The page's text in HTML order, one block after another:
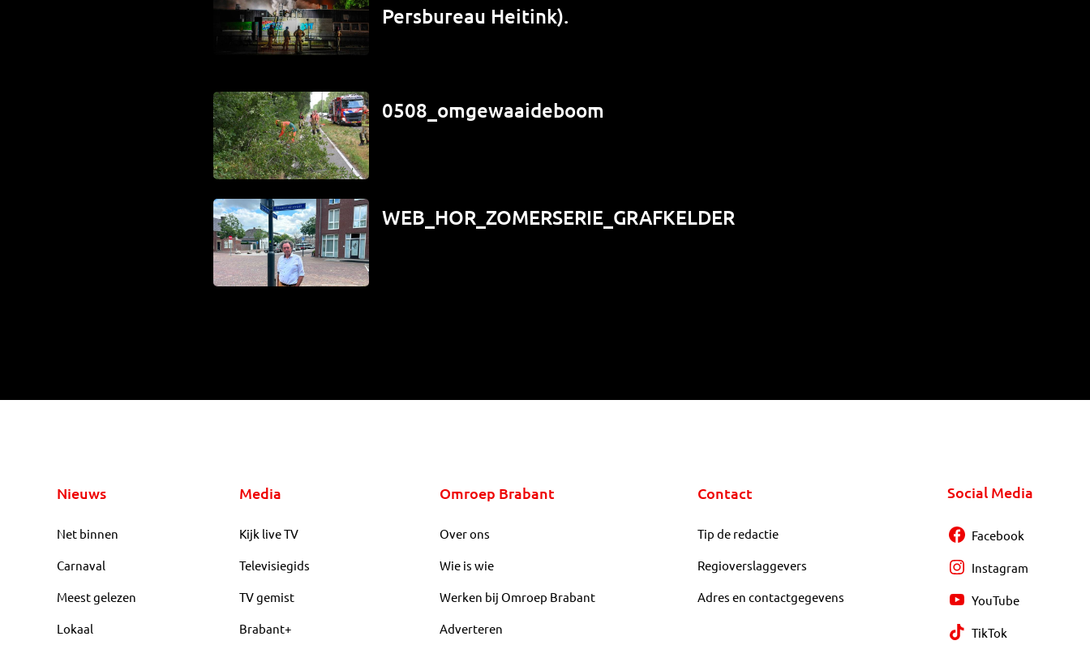
Persbureau Heitink).
0508_omgewaaideboom
WEB_HOR_ZOMERSERIE_GRAFKELDER
Nieuws
Net binnen
Carnaval
Meest gelezen
Lokaal
Media
Kijk live TV
Televisiegids
TV gemist
Brabant+
Omroep Brabant
Over ons
Wie is wie
Werken bij Omroep Brabant
Adverteren
Contact
Tip de redactie
Regioverslaggevers
Adres en contactgegevens
Social Media
Facebook
Instagram
YouTube
TikTok